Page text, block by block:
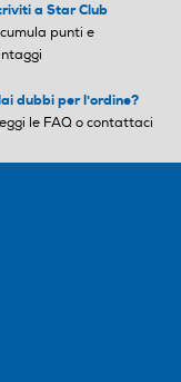
a Star Club
punti e
dubbi per l'ordine?
le FAQ o contattaci